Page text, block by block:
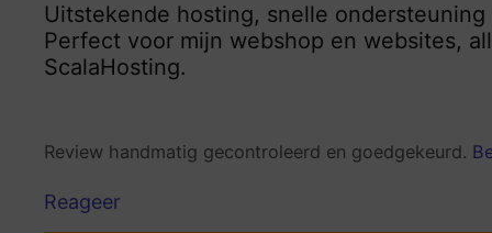
Uitstekende hosting, snelle
Perfect voor mijn webshop en websites,
ScalaHosting.
Review handmatig gecontroleerd en goedgekeurd.
Reageer